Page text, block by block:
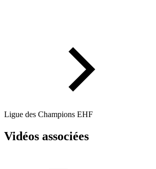
Ligue des Champions EHF
Vidéos associées